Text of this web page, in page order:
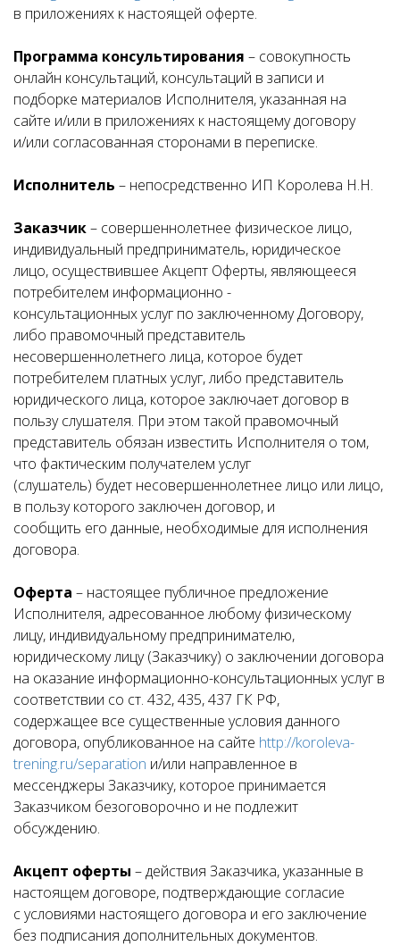
в приложениях к настоящей оферте.
Программа консультирования – совокупность
онлайн консультаций, консультаций в записи и
подборке материалов Исполнителя, указанная на
сайте и/или в приложениях к настоящему договору
и/или согласованная сторонами в переписке.
Исполнитель – непосредственно ИП Королева Н.Н.
Заказчик– совершеннолетнее физическое лицо,
индивидуальный предприниматель, юридическое
лицо, осуществившее Акцепт Оферты, являющееся
потребителем информационно -
консультационных услуг по заключенному Договору,
либо правомочный представитель
несовершеннолетнего лица, которое будет
потребителем платных услуг, либо представитель
юридического лица, которое заключает договор в
пользу слушателя. При этом такой правомочный
представитель обязан известить Исполнителя о том,
что фактическим получателем услуг
(слушатель) будет несовершеннолетнее лицо или лицо,
в пользу которого заключен договор, и
сообщить его данные, необходимые для исполнения
договора.
Оферта – настоящее публичное предложение
Исполнителя, адресованное любому физическому
лицу, индивидуальному предпринимателю,
юридическому лицу (Заказчику) о заключении договора
на оказание информационно-консультационных услуг в
соответствии со ст. 432, 435, 437 ГК РФ,
содержащее все существенные условия данного
договора, опубликованное на сайте http://koroleva-
trening.ru/separation и/или направленное в
мессенджеры Заказчику, которое принимается
Заказчиком безоговорочно и не подлежит
обсуждению.
Акцепт оферты – действия Заказчика, указанные в
настоящем договоре, подтверждающие согласие
с условиями настоящего договора и его заключение
без подписания дополнительных документов.